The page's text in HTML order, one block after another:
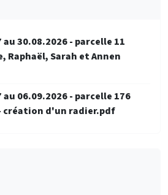
30.08.2026 - parcelle 11
Raphaël, Sarah et Annen
06.09.2026 - parcelle 176
création d'un radier.pdf